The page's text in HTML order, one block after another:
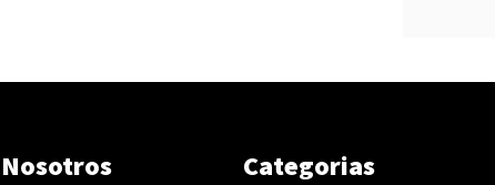
Nosotros Categorias